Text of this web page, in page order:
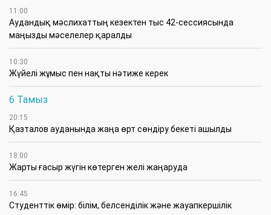
11:00
Аудандық мәслихаттың кезектен тыс 42-сессиясында
маңызды мәселелер қаралды
10:30
Жүйелі жұмыс пен нақты нәтиже керек
6 Тамыз
20:15
Қазталов ауданында жаңа өрт сөндіру бекеті ашылды
18:00
Жарты ғасыр жүгін көтерген желі жаңаруда
16:45
Студенттік өмір: білім, белсенділік және жауапкершілік